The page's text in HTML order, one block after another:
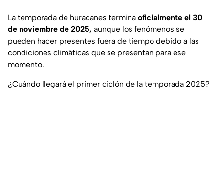
La temporada de huracanes termina oficialmente el 30
de noviembre de 2025, aunque los fenómenos se
pueden hacer presentes fuera de tiempo debido a las
condiciones climáticas que se presentan para ese
momento.
¿Cuándo llegará el primer ciclón de la temporada 2025?